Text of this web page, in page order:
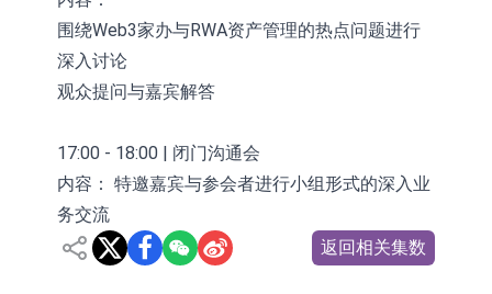
围绕Web3家办与RWA资产管理的热点问题进行
深入讨论
观众提问与嘉宾解答
17:00 - 18:00 | 闭门沟通会
内容： 特邀嘉宾与参会者进行小组形式的深入业
务交流
返回相关集数